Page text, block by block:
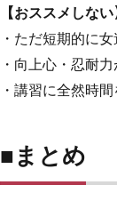
6
■ま
と
め
【おススメしない
・ただ短期的に
・向上心・忍耐力
・講習に全然時
■まとめ